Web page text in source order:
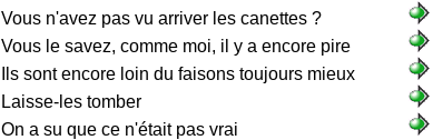
Vous n'avez pas vu arriver les canettes ?
Vous le savez, comme moi, il y a encore pire
Ils sont encore loin du faisons toujours mieux
Laisse-les tomber
On a su que ce n'était pas vrai